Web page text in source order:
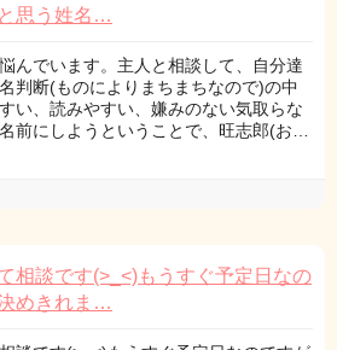
思う姓名…
んでいます。主人と相談して、自分達
判断(ものによりまちまちなので)の中
い、読みやすい、嫌みのない気取らな
前にしようということで、旺志郎(お…
相談です(>_<)もうすぐ予定日なの
めきれま…